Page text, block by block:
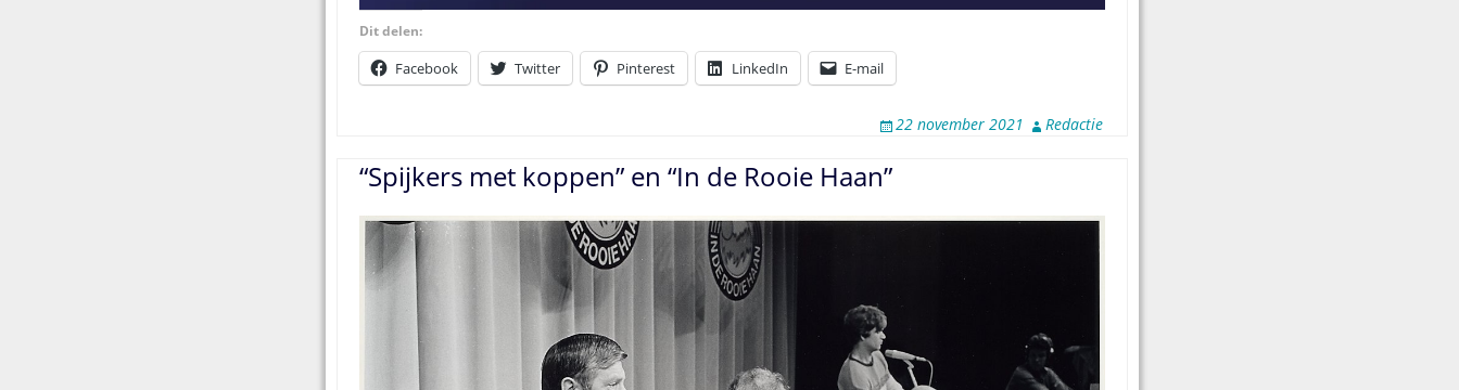
Dit delen:
Facebook Twitter Pinterest LinkedIn E-mail
22 november 2021 Redactie
“Spijkers met koppen” en “In de Rooie Haan”